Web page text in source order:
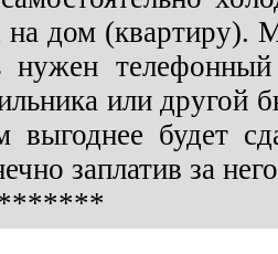
на дом (квартиру).
телефонный
или другой
выгоднее будет
заплатив за